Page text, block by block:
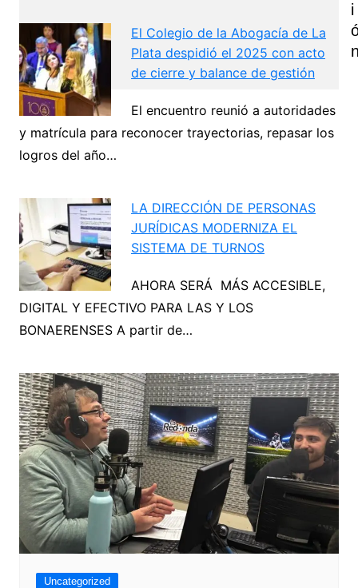
El Colegio de la Abogacía de La
Plata despidió el 2025 con acto
de cierre y balance de gestión
El encuentro reunió a autoridades
y matrícula para reconocer trayectorias, repasar los
logros del año…
LA DIRECCIÓN DE PERSONAS
JURÍDICAS MODERNIZA EL
SISTEMA DE TURNOS
AHORA SERÁ MÁS ACCESIBLE,
DIGITAL Y EFECTIVO PARA LAS Y LOS
BONAERENSES A partir de…
I
Navegación
de
Uncategorized